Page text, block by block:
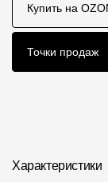
Сервисы
Конструктор
Компания
Купить на
Точки продаж
Характеристики